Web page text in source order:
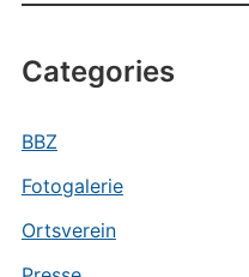
Categories
BBZ
Fotogalerie
Ortsverein